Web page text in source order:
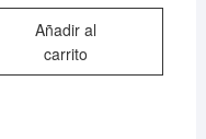
Añadir al
carrito